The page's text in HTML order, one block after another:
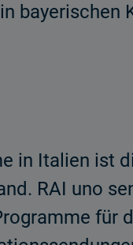
bayerischen
in Italien ist
RAI uno
für